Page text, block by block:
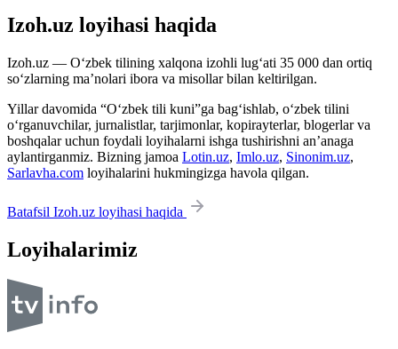
Izoh.uz loyihasi haqida
Izoh.uz — O‘zbek tilining xalqona izohli lug‘ati 35 000 dan ortiq
so‘zlarning ma’nolari ibora va misollar bilan keltirilgan.
Yillar davomida “O‘zbek tili kuni”ga bag‘ishlab, o‘zbek tilini
o‘rganuvchilar, jurnalistlar, tarjimonlar, kopirayterlar, blogerlar va
boshqalar uchun foydali loyihalarni ishga tushirishni an’anaga
aylantirganmiz. Bizning jamoa Lotin.uz, Imlo.uz, Sinonim.uz,
Sarlavha.com loyihalarini hukmingizga havola qilgan.
Batafsil Izoh.uz loyihasi haqida
Loyihalarimiz